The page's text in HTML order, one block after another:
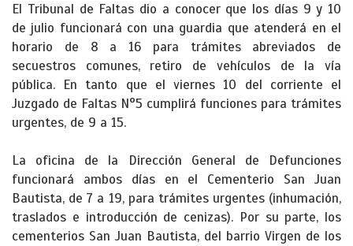
El Tribunal de Faltas dio a conocer que los días 9 y 10
de julio funcionará con una guardia que atenderá en el
horario de 8 a 16 para trámites abreviados de
secuestros comunes, retiro de vehículos de la vía
pública. En tanto que el viernes 10 del corriente el
Juzgado de Faltas N°5 cumplirá funciones para trámites
urgentes, de 9 a 15.
La oficina de la Dirección General de Defunciones
funcionará ambos días en el Cementerio San Juan
Bautista, de 7 a 19, para trámites urgentes (inhumación,
traslados e introducción de cenizas). Por su parte, los
cementerios San Juan Bautista, del barrio Virgen de los